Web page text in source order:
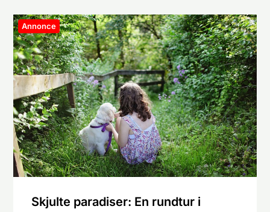
Annonce
Skjulte paradiser: En rundtur i